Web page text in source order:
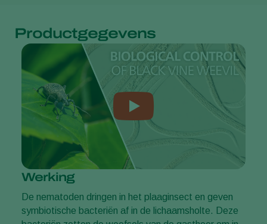
Productgegevens
Werking
De nematoden dringen in het plaaginsect en geven
symbiotische bacteriën af in de lichaamsholte. Deze